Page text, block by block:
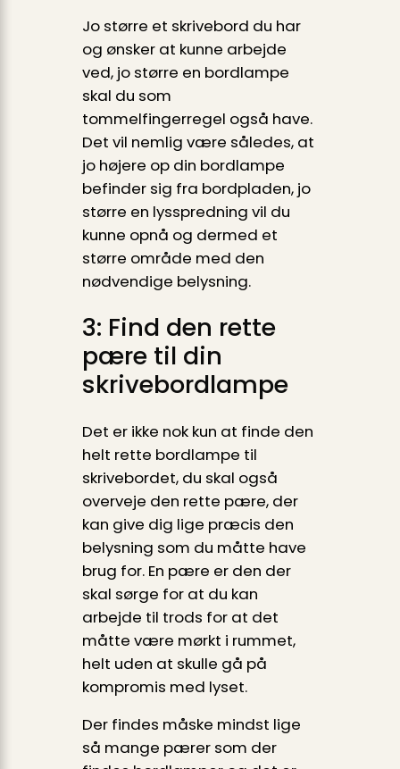
Jo større et skrivebord du har
og ønsker at kunne arbejde
ved, jo større en bordlampe
skal du som
tommelfingerregel også have.
Det vil nemlig være således, at
jo højere op din bordlampe
befinder sig fra bordpladen, jo
større en lysspredning vil du
kunne opnå og dermed et
større område med den
nødvendige belysning.
3: Find den rette
pære til din
skrivebordlampe
Det er ikke nok kun at finde den
helt rette bordlampe til
skrivebordet, du skal også
overveje den rette pære, der
kan give dig lige præcis den
belysning som du måtte have
brug for. En pære er den der
skal sørge for at du kan
arbejde til trods for at det
måtte være mørkt i rummet,
helt uden at skulle gå på
kompromis med lyset.
Der findes måske mindst lige
så mange pærer som der